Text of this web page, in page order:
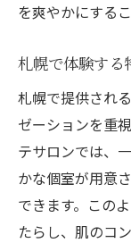
を爽やかにする
札幌で体験する
札幌で提供され
ゼーションを重
テサロンでは、
かな個室が用意
できます。この
たらし、肌のコ